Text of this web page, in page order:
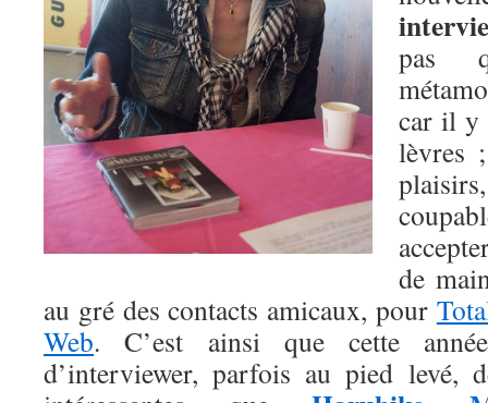
pas
car il y
lèvres
de
au gré des contacts amicaux, pour
Web. C’est ainsi que cette
d’interviewer, parfois au pied levé,